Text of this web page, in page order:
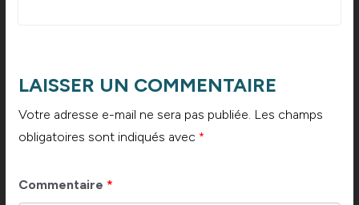
LAISSER UN COMMENTAIRE
Votre adresse e-mail ne sera pas publiée. Les champs
obligatoires sont indiqués avec *
Commentaire *